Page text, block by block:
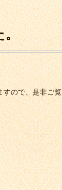
。
すので、是非ご覧